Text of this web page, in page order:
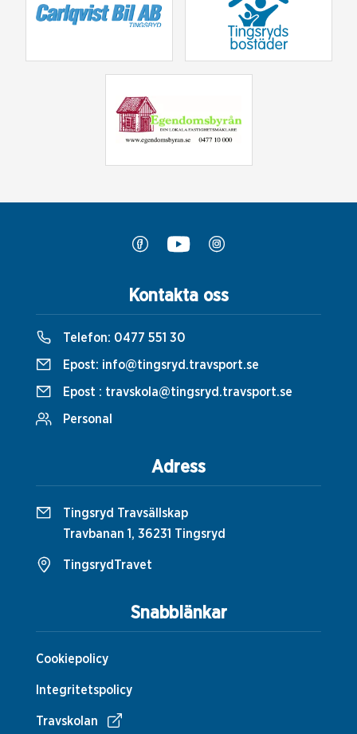
Snabblänkar
Cookiepolicy
Integritetspolicy
Travskolan
Kontakta oss
Telefon: 0477 551 30
Epost: info@tingsryd.travsport.se
Epost : travskola@tingsryd.travsport.se
Personal
Adress
Tingsryd Travsällskap
Travbanan 1, 36231 Tingsryd
TingsrydTravet